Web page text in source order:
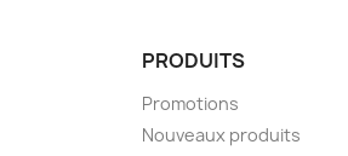
PRODUITS
Promotions
Nouveaux produits